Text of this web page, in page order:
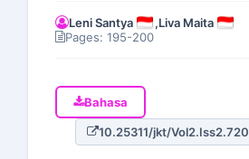
Leni Santya ,Liva Maita
Pages: 195-200
Bahasa
10.25311/jkt/Vol2.Iss2.720